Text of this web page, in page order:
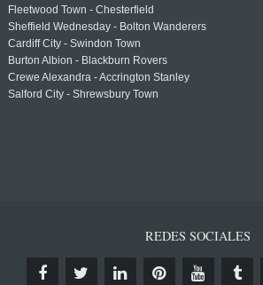
Fleetwood Town - Chesterfield
Sheffield Wednesday - Bolton Wanderers
Cardiff City - Swindon Town
Burton Albion - Blackburn Rovers
Crewe Alexandra - Accrington Stanley
Salford City - Shrewsbury Town
REDES SOCIALES